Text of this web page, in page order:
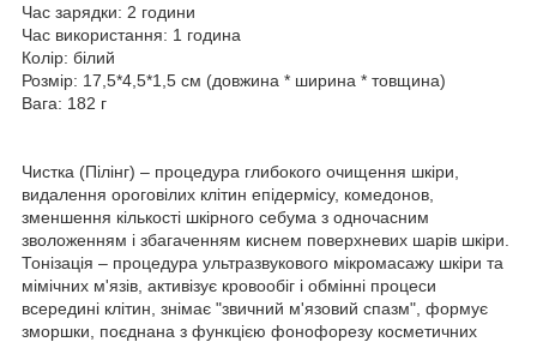
Час зарядки: 2 години
Час використання: 1 година
Колір: білий
Розмір: 17,5*4,5*1,5 см (довжина * ширина * товщина)
Вага: 182 г
Чистка (Пілінг) – процедура глибокого очищення шкіри,
видалення ороговілих клітин епідермісу, комедонов,
зменшення кількості шкірного себума з одночасним
зволоженням і збагаченням киснем поверхневих шарів шкіри.
Тонізація – процедура ультразвукового мікромасажу шкіри та
мімічних м'язів, активізує кровообіг і обмінні процеси
всередині клітин, знімає "звичний м'язовий спазм", формує
зморшки, поєднана з функцією фонофорезу косметичних